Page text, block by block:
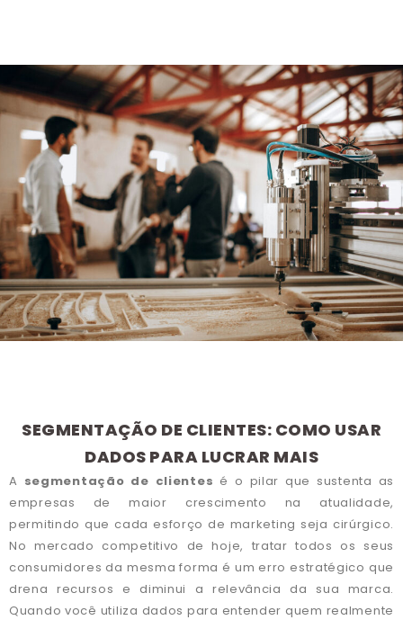
SEGMENTAÇÃO DE CLIENTES: COMO USAR
DADOS PARA LUCRAR MAIS
A segmentação de clientes é o pilar que sustenta as
empresas de maior crescimento na atualidade,
permitindo que cada esforço de marketing seja cirúrgico.
No mercado competitivo de hoje, tratar todos os seus
consumidores da mesma forma é um erro estratégico que
drena recursos e diminui a relevância da sua marca.
Quando você utiliza dados para entender quem realmente